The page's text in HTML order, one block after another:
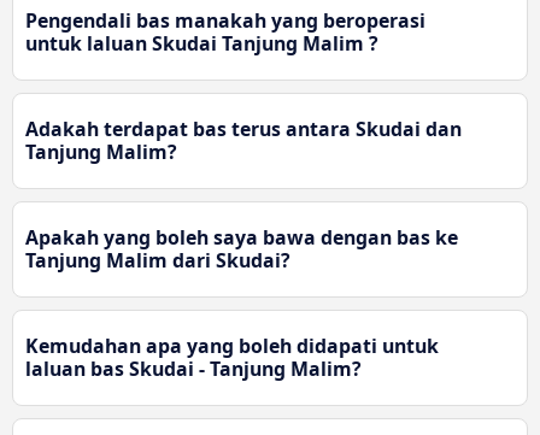
Pengendali bas manakah yang beroperasi
untuk laluan Skudai Tanjung Malim ?
Adakah terdapat bas terus antara Skudai dan
Tanjung Malim?
Apakah yang boleh saya bawa dengan bas ke
Tanjung Malim dari Skudai?
Kemudahan apa yang boleh didapati untuk
laluan bas Skudai - Tanjung Malim?